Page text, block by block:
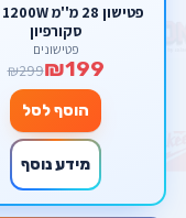
סקורפיון
פטישונים
₪199
₪299
הוסף לסל
מידע נוסף